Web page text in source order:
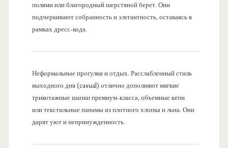
полями или благородный шерстяной берет. Они
подчеркивают собранность и элегантность, оставаясь в
рамках дресс-кода.
Неформальные прогулки и отдых. Расслабленный стиль
выходного дня (casual) отлично дополняют мягкие
трикотажные шапки премиум-класса, объемные кепи
или текстильные панамы из плотного хлопка и льна. Они
дарят уют и непринужденность.